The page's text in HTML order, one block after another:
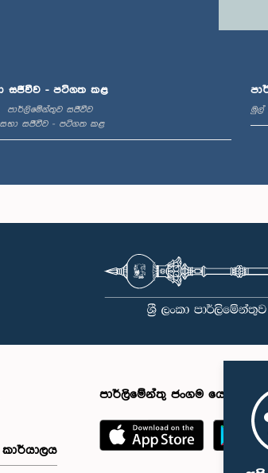
සජීවීව - පටිගත කළ
පාර්ලිමේන්තුව සජීවීව
සජීවීව - පටිගත කළ
මුල්
පාර්ලිමේන්තු ජංගම යෙදුම